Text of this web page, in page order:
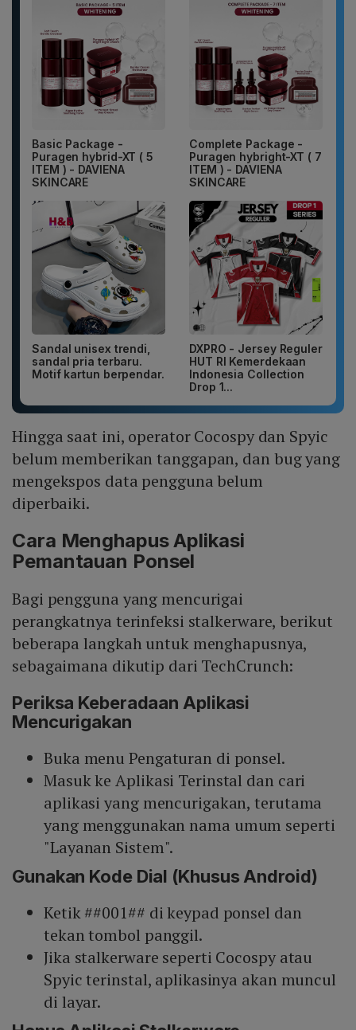
Basic Package -
Puragen hybrid-XT ( 5
ITEM ) - DAVIENA
SKINCARE
Complete Package -
Puragen hybright-XT ( 7
ITEM ) - DAVIENA
SKINCARE
Sandal unisex trendi,
sandal pria terbaru.
Motif kartun berpendar.
DXPRO - Jersey Reguler
HUT RI Kemerdekaan
Indonesia Collection
Drop 1...
Hingga saat ini, operator Cocospy dan Spyic
belum memberikan tanggapan, dan bug yang
mengekspos data pengguna belum
diperbaiki.
Cara Menghapus Aplikasi
Pemantauan Ponsel
Bagi pengguna yang mencurigai
perangkatnya terinfeksi stalkerware, berikut
beberapa langkah untuk menghapusnya,
sebagaimana dikutip dari TechCrunch:
Periksa Keberadaan Aplikasi
Mencurigakan
Buka menu Pengaturan di ponsel.
Masuk ke Aplikasi Terinstal dan cari
aplikasi yang mencurigakan, terutama
yang menggunakan nama umum seperti
"Layanan Sistem".
Gunakan Kode Dial (Khusus Android)
Ketik ##001## di keypad ponsel dan
tekan tombol panggil.
Jika stalkerware seperti Cocospy atau
Spyic terinstal, aplikasinya akan muncul
di layar.